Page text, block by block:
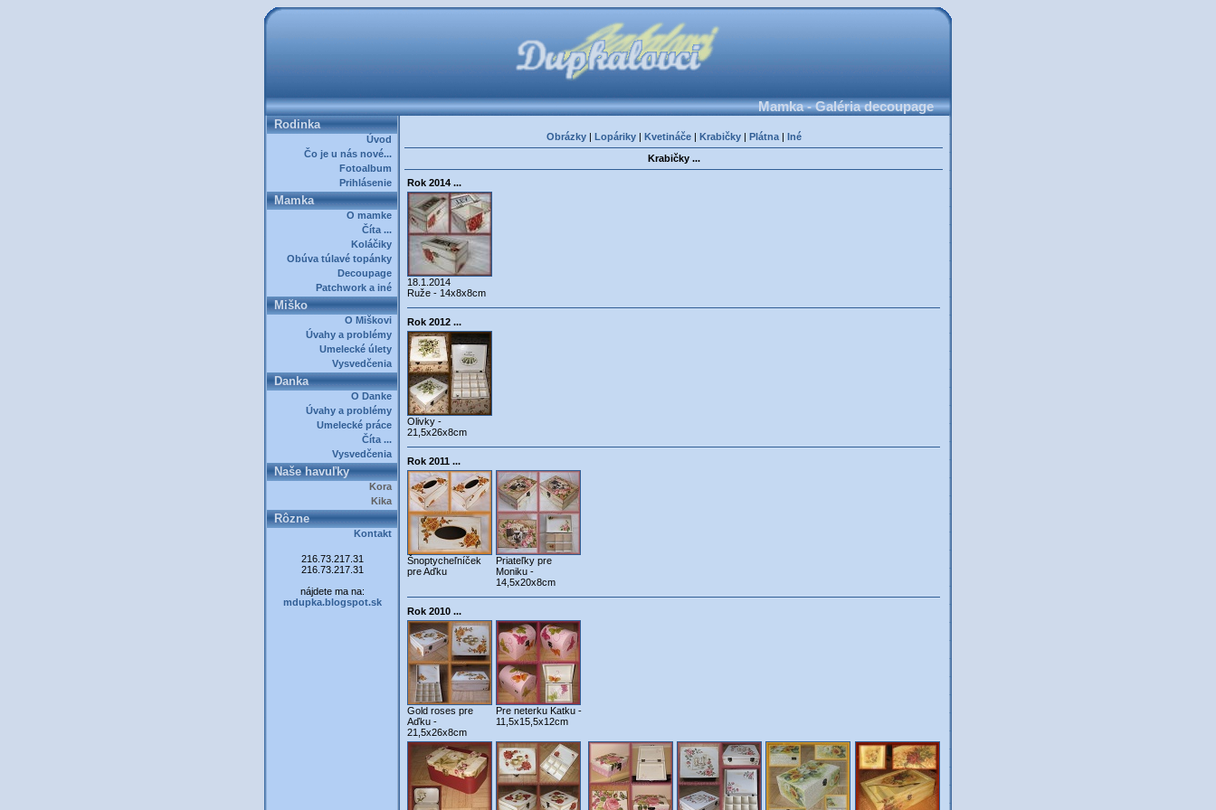
Mamka - Galéria decoupage
Rodinka
Úvod
Čo je u nás nové...
Fotoalbum
Prihlásenie
Mamka
O mamke
Číta ...
Koláčiky
Obúva túlavé topánky
Decoupage
Patchwork a iné
Miško
O Miškovi
Úvahy a problémy
Umelecké úlety
Vysvedčenia
Danka
O Danke
Úvahy a problémy
Umelecké práce
Číta ...
Vysvedčenia
Naše havuľky
Kora
Kika
Rôzne
Kontakt
216.73.217.31
216.73.217.31
nájdete ma na:
mdupka.blogspot.sk
Obrázky| Lopáriky| Kvetináče| Krabičky| Plátna| Iné
Krabičky ...
Rok 2014 ...
18.1.2014
Ruže - 14x8x8cm
Rok 2012 ...
Olivky -
21,5x26x8cm
Rok 2011 ...
Šnoptycheľníček
pre Aďku
Priateľky pre
Moniku -
14,5x20x8cm
Rok 2010 ...
Gold roses pre
Aďku -
21,5x26x8cm
Pre neterku Katku -
11,5x15,5x12cm